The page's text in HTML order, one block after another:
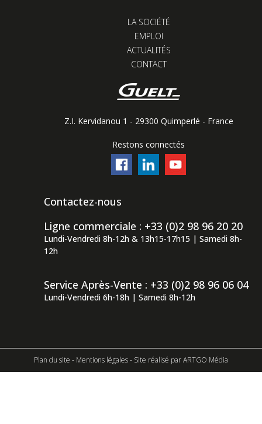
LA SOCIÉTÉ
EMPLOI
ACTUALITÉS
CONTACT
Z.I. Kervidanou 1 - 29300 Quimperlé - France
Restons connectés
Contactez-nous
Ligne commerciale : +33 (0)2 98 96 20 20
Lundi-Vendredi 8h-12h & 13h15-17h15 | Samedi 8h-
12h
Service Après-Vente : +33 (0)2 98 96 06 04
Lundi-Vendredi 6h-18h | Samedi 8h-12h
Plan du site - Mentions légales- Site réalisé parARTGO Média